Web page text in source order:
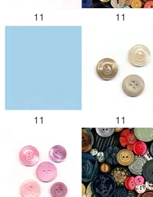
11 11
11 11